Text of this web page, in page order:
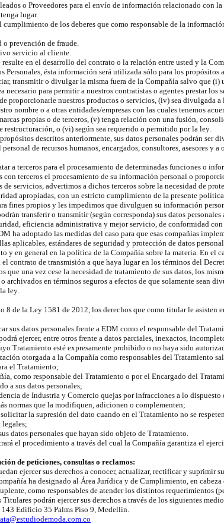
o Proveedores para el envío de información relacionado con
lugar.
cumplimiento de los deberes que como responsable de la
o prevención de fraude.
servicio al cliente.
en el desarrollo del contrato o la relación entre usted y la
Personales, ésta información será utilizada sólo para los propósitos
transmitir o divulgar la misma fuera de la Compañía salvo que (i)
necesario para permitir a nuestros contratistas o agentes prestar los
proporcionarle nuestros productos o servicios, (iv) sea divulgada a
nombre o a otras entidades/empresas con las cuales tenemos
propias o de terceros, (v) tenga relación con una fusión,
restructuración, o (vi) según sea requerido o permitido por la ley.
descritos anteriormente, sus datos personales podrán ser
de recursos humanos, encargados, consultores, asesores y a
a terceros para el procesamiento de determinadas funciones o
con terceros el procesamiento de su información personal o
de servicios, advertimos a dichos terceros sobre la necesidad de
apropiadas, con un estricto cumplimiento de la presente
fines propios y les impedimos que divulguen su información
transferir o transmitir (según corresponda) sus datos personales
eficiencia administrativa y mejor servicio, de conformidad
ha adoptado las medidas del caso para que esas compañías
aplicables, estándares de seguridad y protección de datos
y en general en la política de la Compañía sobre la materia. En el
el contrato de transmisión a que haya lugar en los términos del
que una vez cese la necesidad de tratamiento de sus datos, los
archivados en términos seguros a efectos de que solamente sean
ley.
8 de la Ley 1581 de 2012, los derechos que como titular le asisten
sus datos personales frente a EDM como el responsable del
ejercer, entre otros frente a datos parciales, inexactos,
Tratamiento esté expresamente prohibido o no haya sido
otorgada a la Compañía como responsables del Tratamiento
el Tratamiento;
como responsable del Tratamiento o por el Encargado del
a sus datos personales;
de Industria y Comercio quejas por infracciones a lo dispuesto
normas que la modifiquen, adicionen o complementen;
la supresión del dato cuando en el Tratamiento no se
datos personales que hayan sido objeto de Tratamiento.
el procedimiento a través del cual la Compañía garantiza el
de peticiones, consultas o reclamos:
ejercer sus derechos a conocer, actualizar, rectificar y suprimir
ha designado al Área Jurídica y de Cumplimiento, en
como responsables de atender los distintos requerimientos
podrán ejercer sus derechos a través de los siguientes
Edificio 35 Palms Piso 9, Medellín.